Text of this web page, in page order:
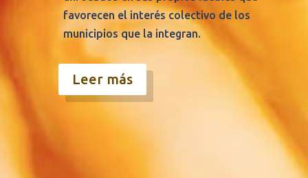
favorecen el interés colectivo de los
municipios que la integran.
Leer más